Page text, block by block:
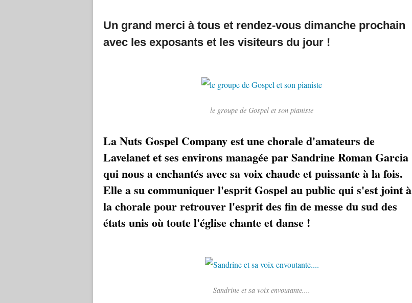
Un grand merci à tous et rendez-vous dimanche prochain
avec les exposants et les visiteurs du jour !
le groupe de Gospel et son pianiste
La Nuts Gospel Company est une chorale d'amateurs de
Lavelanet et ses environs managée par Sandrine Roman Garcia
qui nous a enchantés avec sa voix chaude et puissante à la fois.
Elle a su communiquer l'esprit Gospel au public qui s'est joint à
la chorale pour retrouver l'esprit des fin de messe du sud des
états unis où toute l'église chante et danse !
Sandrine et sa voix envoutante....